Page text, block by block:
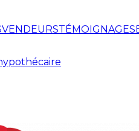
VENDEURSTÉMOIGNAGES